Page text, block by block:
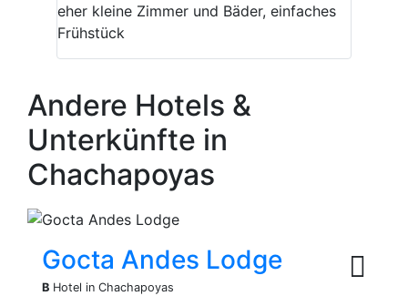
eher kleine Zimmer und Bäder, einfaches
Frühstück
Andere Hotels &
Unterkünfte in
Chachapoyas
Gocta Andes Lodge
B Hotel in Chachapoyas